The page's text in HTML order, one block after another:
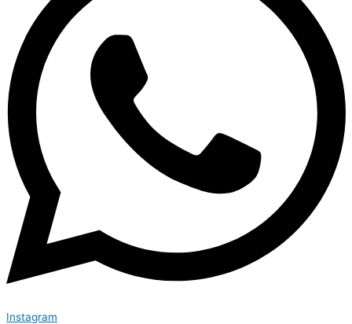
Instagram